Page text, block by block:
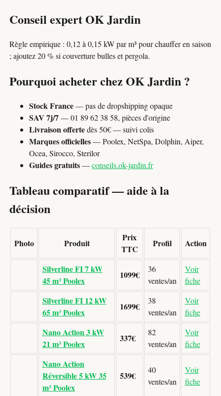
Conseil expert OK Jardin
Règle empirique : 0,12 à 0,15 kW par m³ pour chauffer en saison
; ajoutez 20 % si couverture bulles et pergola.
Pourquoi acheter chez OK Jardin ?
Stock France— pas de dropshipping opaque
SAV 7j/7— 01 89 62 38 58, pièces d'origine
Livraison offertedès 50€ — suivi colis
Marques officielles— Poolex, NetSpa, Dolphin, Aiper,
Ocea, Sirocco, Sterilor
Guides gratuits—conseils.ok-jardin.fr
Tableau comparatif — aide à la
décision
Photo Produit
Prix
TTC
Profil Action
Silverline FI 7 kW
45 m³ Poolex
1099€
36
ventes/an
Voir
fiche
Silverline FI 12 kW
65 m³ Poolex
1699€
38
ventes/an
Voir
fiche
Nano Action 3 kW
21 m³ Poolex
337€
82
ventes/an
Voir
fiche
Nano Action
Réversible 5 kW 35
m³ Poolex
539€
40
ventes/an
Voir
fiche